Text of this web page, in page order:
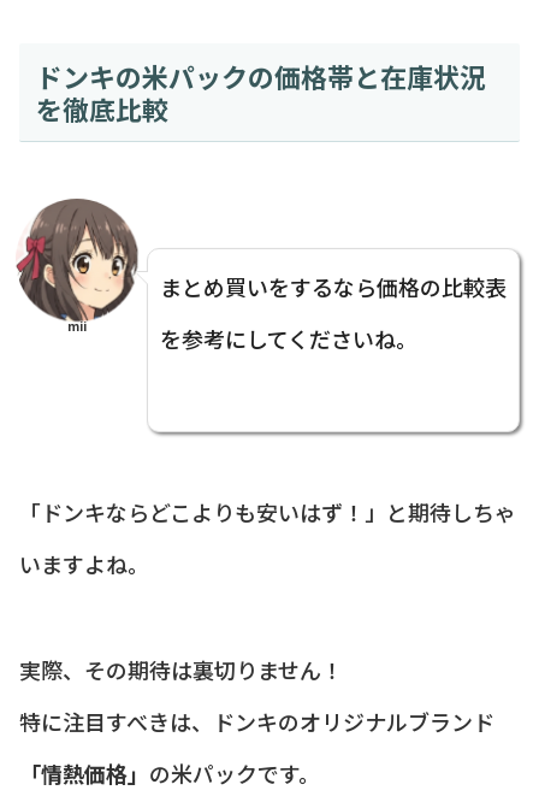
ドンキの米パックの価格帯と在庫状況
を徹底比較
mii
まとめ買いをするなら価格の比較表
を参考にしてくださいね。
「ドンキならどこよりも安いはず！」と期待しちゃ
いますよね。
実際、その期待は裏切りません！
特に注目すべきは、ドンキのオリジナルブランド
「情熱価格」 の米パックです。